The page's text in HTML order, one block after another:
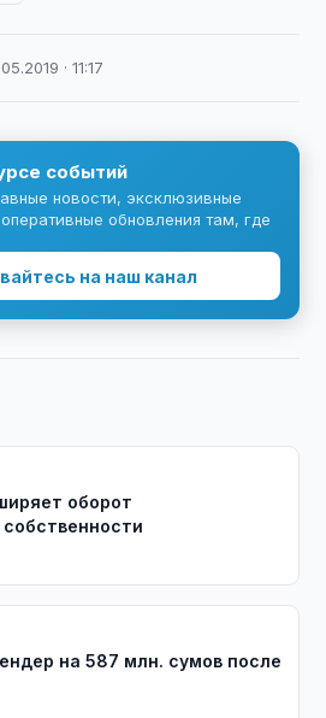
· 11:17
событий
новости, эксклюзивные
обновления там, где
на наш канал
оборот
на 587 млн. сумов после